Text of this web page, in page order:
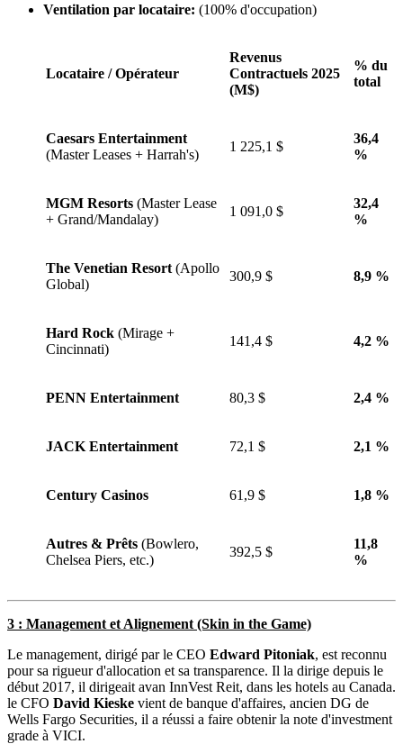
Ventilation par locataire: (100% d'occupation)
Locataire / Opérateur
Revenus
Contractuels 2025
(M$)
% du
total
Caesars Entertainment
(Master Leases + Harrah's)
1 225,1 $
36,4
%
MGM Resorts (Master Lease
+ Grand/Mandalay)
1 091,0 $
32,4
%
The Venetian Resort (Apollo
Global)
300,9 $ 8,9 %
Hard Rock (Mirage +
Cincinnati)
141,4 $ 4,2 %
PENN Entertainment 80,3 $ 2,4 %
JACK Entertainment 72,1 $ 2,1 %
Century Casinos 61,9 $ 1,8 %
Autres & Prêts (Bowlero,
Chelsea Piers, etc.)
392,5 $
11,8
%
3 : Management et Alignement (Skin in the Game)
Le management, dirigé par le CEO Edward Pitoniak, est reconnu
pour sa rigueur d'allocation et sa transparence. Il la dirige depuis le
début 2017, il dirigeait avan InnVest Reit, dans les hotels au Canada.
le CFO David Kieske vient de banque d'affaires, ancien DG de
Wells Fargo Securities, il a réussi a faire obtenir la note d'investment
grade à VICI.